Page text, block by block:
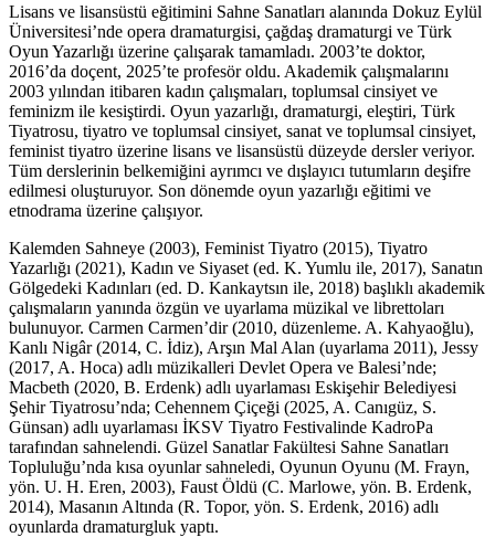
Lisans ve lisansüstü eğitimini Sahne Sanatları alanında Dokuz Eylül
Üniversitesi’nde opera dramaturgisi, çağdaş dramaturgi ve Türk
Oyun Yazarlığı üzerine çalışarak tamamladı. 2003’te doktor,
2016’da doçent, 2025’te profesör oldu. Akademik çalışmalarını
2003 yılından itibaren kadın çalışmaları, toplumsal cinsiyet ve
feminizm ile kesiştirdi. Oyun yazarlığı, dramaturgi, eleştiri, Türk
Tiyatrosu, tiyatro ve toplumsal cinsiyet, sanat ve toplumsal cinsiyet,
feminist tiyatro üzerine lisans ve lisansüstü düzeyde dersler veriyor.
Tüm derslerinin belkemiğini ayrımcı ve dışlayıcı tutumların deşifre
edilmesi oluşturuyor. Son dönemde oyun yazarlığı eğitimi ve
etnodrama üzerine çalışıyor.
Kalemden Sahneye (2003), Feminist Tiyatro (2015), Tiyatro
Yazarlığı (2021), Kadın ve Siyaset (ed. K. Yumlu ile, 2017), Sanatın
Gölgedeki Kadınları (ed. D. Kankaytsın ile, 2018) başlıklı akademik
çalışmaların yanında özgün ve uyarlama müzikal ve librettoları
bulunuyor. Carmen Carmen’dir (2010, düzenleme. A. Kahyaoğlu),
Kanlı Nigâr (2014, C. İdiz), Arşın Mal Alan (uyarlama 2011), Jessy
(2017, A. Hoca) adlı müzikalleri Devlet Opera ve Balesi’nde;
Macbeth (2020, B. Erdenk) adlı uyarlaması Eskişehir Belediyesi
Şehir Tiyatrosu’nda; Cehennem Çiçeği (2025, A. Canıgüz, S.
Günsan) adlı uyarlaması İKSV Tiyatro Festivalinde KadroPa
tarafından sahnelendi. Güzel Sanatlar Fakültesi Sahne Sanatları
Topluluğu’nda kısa oyunlar sahneledi, Oyunun Oyunu (M. Frayn,
yön. U. H. Eren, 2003), Faust Öldü (C. Marlowe, yön. B. Erdenk,
2014), Masanın Altında (R. Topor, yön. S. Erdenk, 2016) adlı
oyunlarda dramaturgluk yaptı.